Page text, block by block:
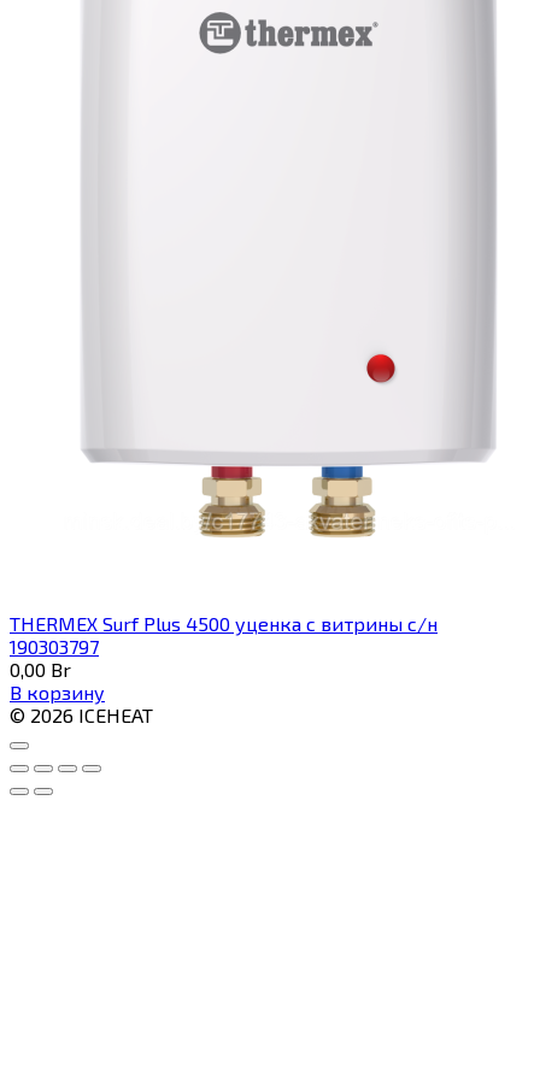
THERMEX Surf Plus 4500 уценка с витрины с/н
190303797
0,00 Br
В корзину
© 2026 ICEHEAT